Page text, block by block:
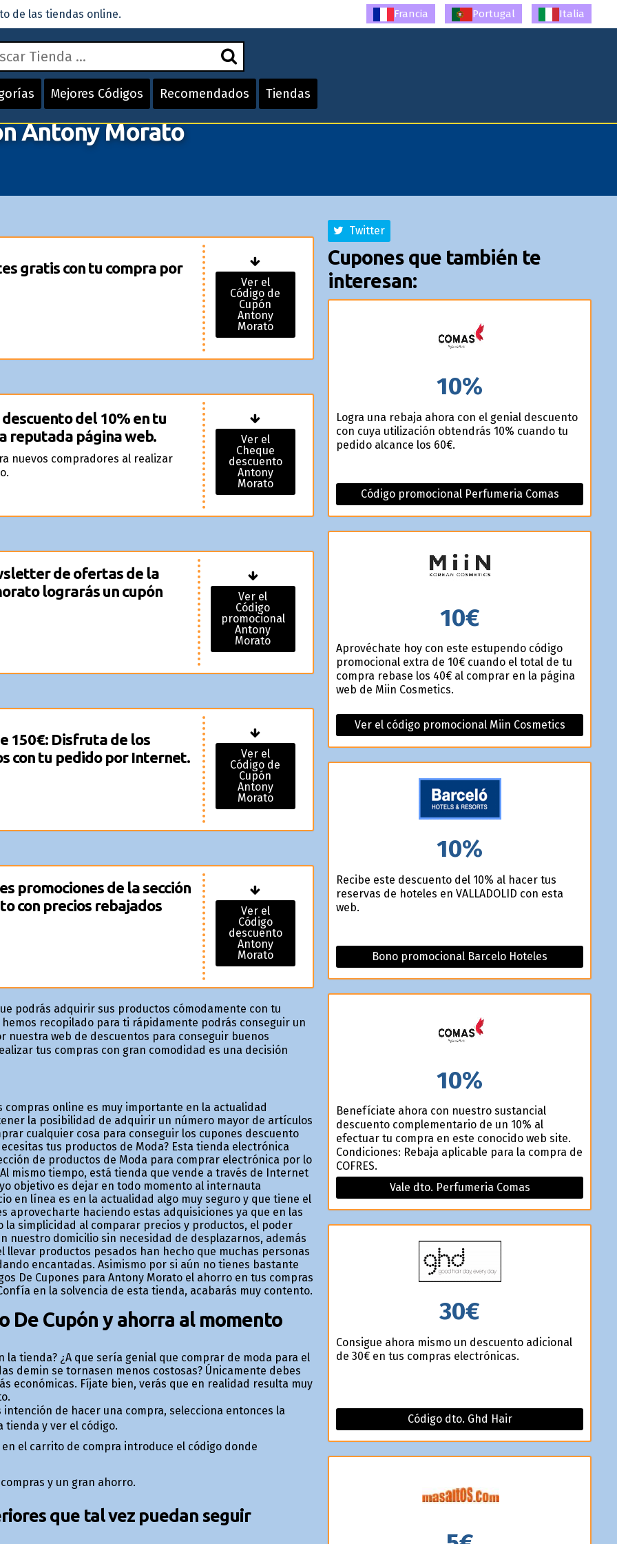
Mejores Códigos Recomendados Tiendas
de las tiendas online. Francia Portugal Italia
Antony Morato
gratis con tu compra por
Ver el
Código de
Cupón
Antony
Morato
del 10% en tu
reputada página web.
nuevos compradores al realizar
Ver el
Cheque
descuento
Antony
Morato
de ofertas de la
lograrás un cupón
Ver el
Código
promocional
Antony
Morato
150€: Disfruta de los
con tu pedido por Internet.
Ver el
Código de
Cupón
Antony
Morato
promociones de la sección
con precios rebajados
Ver el
Código
descuento
Antony
Morato
podrás adquirir sus productos cómodamente con tu
recopilado para ti rápidamente podrás conseguir un
nuestra web de descuentos para conseguir buenos
tus compras con gran comodidad es una decisión
online es muy importante en la actualidad
la posibilidad de adquirir un número mayor de artículos
cualquier cosa para conseguir los cupones descuento
tus productos de Moda? Esta tienda electrónica
de productos de Moda para comprar electrónica por lo
mismo tiempo, está tienda que vende a través de Internet
objetivo es dejar en todo momento al internauta
en línea es en la actualidad algo muy seguro y que tiene el
aprovecharte haciendo estas adquisiciones ya que en las
simplicidad al comparar precios y productos, el poder
domicilio sin necesidad de desplazarnos, además
productos pesados han hecho que muchas personas
encantadas. Asimismo por si aún no tienes bastante
De Cupones para Antony Morato el ahorro en tus compras
en la solvencia de esta tienda, acabarás muy contento.
De Cupón y ahorra al momento
tienda? ¿A que sería genial que comprar de moda para el
demin se tornasen menos costosas? Únicamente debes
económicas. Fíjate bien, verás que en realidad resulta muy
de hacer una compra, selecciona entonces la
tienda y ver el código.
el carrito de compra introduce el código donde
y un gran ahorro.
que tal vez puedan seguir
Twitter
Cupones que también te
interesan:
10%
Logra una rebaja ahora con el genial descuento
con cuya utilización obtendrás 10% cuando tu
pedido alcance los 60€.
Código promocional Perfumeria Comas
10€
Aprovéchate hoy con este estupendo código
promocional extra de 10€ cuando el total de tu
compra rebase los 40€ al comprar en la página
web de Miin Cosmetics.
Ver el código promocional Miin Cosmetics
10%
Recibe este descuento del 10% al hacer tus
reservas de hoteles en VALLADOLID con esta
web.
Bono promocional Barcelo Hoteles
10%
Benefíciate ahora con nuestro sustancial
descuento complementario de un 10% al
efectuar tu compra en este conocido web site.
Condiciones: Rebaja aplicable para la compra de
COFRES.
Vale dto. Perfumeria Comas
30€
Consigue ahora mismo un descuento adicional
de 30€ en tus compras electrónicas.
Código dto. Ghd Hair